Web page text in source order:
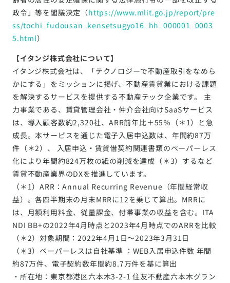
政令」等を閣議決定（https://www.mlit.go.jp/report/pre
ss/tochi_fudousan_kensetsugyo16_hh_000001_0003
5.html）
【イタンジ株式会社について】
イタンジ株式会社は、「テクノロジーで不動産取引をなめら
かにする」をミッションに掲げ、不動産賃貸業における課題
を解決するサービスを提供する不動産テック企業です。 主
力事業である、賃貸管理会社・仲介会社向けSaaSサービス
は、導入顧客数約2,320社、ARR前年比＋55％（＊1）と急
成長。本サービスを通じた電子入居申込数は、年間約87万
件（＊2）、 入居申込・賃貸借契約関連書類のペーパーレス
化により年間約824万枚の紙の削減を達成（＊3）するなど
賃貸不動産業界のDXを推進しています。
（＊1）ARR：Annual Recurring Revenue（年間経常収
益）。各四半期末の⽉末MRRに12を乗じて算出。MRRに
は、月額利用料金、従量課金、付帯事業の収益を含む。ITA
NDI BB+の2022年4⽉時点と2023年4⽉時点でのARRを⽐較
（＊2）対象期間：2022年4月1日～2023年3月31日
（＊3）ペーパーレスは自社基準 ：WEB入居申込件数 年間
約87万件、電子契約数年間約8.7万件を基に算出
・所在地：東京都港区六本⽊3-2-1 住友不動産六本⽊グラン